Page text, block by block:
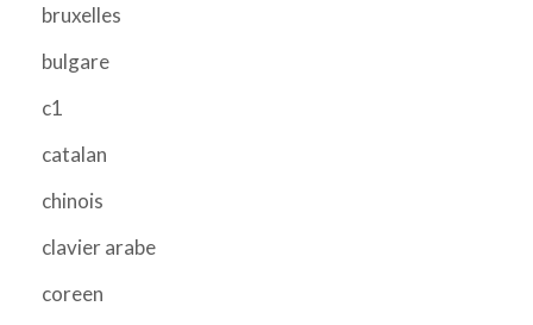
bruxelles
bulgare
c1
catalan
chinois
clavier arabe
coreen